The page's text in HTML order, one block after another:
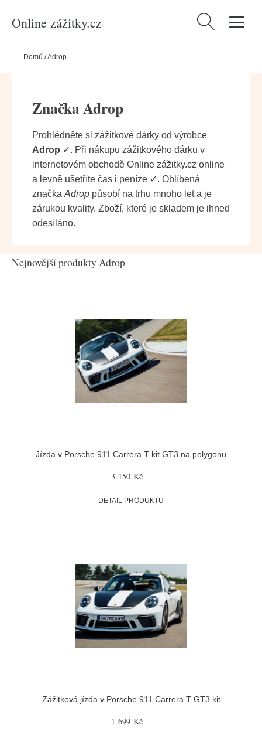
Online zážitky.cz Vyhledávání
Domů /Adrop
Značka Adrop
Prohlédněte si zážitkové dárky od výrobce
Adrop ✓. Při nákupu zážitkového dárku v
internetovém obchodě Online zážitky.cz online
a levně ušetříte čas i peníze ✓. Oblíbená
značka Adrop působí na trhu mnoho let a je
zárukou kvality. Zboží, které je skladem je ihned
odesíláno.
Nejnovější produkty Adrop
Jízda v Porsche 911 Carrera T kit GT3 na polygonu
3 150 Kč
DETAIL PRODUKTU
Zážitková jízda v Porsche 911 Carrera T GT3 kit
1 699 Kč